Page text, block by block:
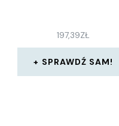
197,39ZŁ
SPRAWDŹ SAM!